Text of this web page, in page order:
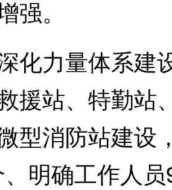
强。
力量体系建
援站、特勤站
型消防站建设
明确工作人